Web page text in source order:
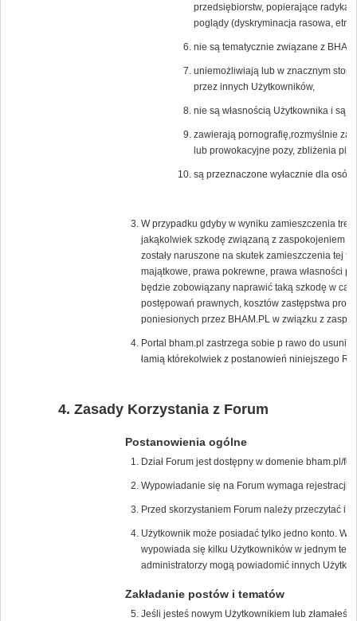
przedsiębiorstw, popierające
poglądy (dyskryminacja rasowa,
nie są tematycznie związane z
uniemożliwiają lub w znacznym
przez innych Użytkowników,
nie są własnością Użytkownika i są
zawierają pornografię,rozmyślnie
lub prowokacyjne pozy, zbliżenia
są przeznaczone wyłacznie dla osób
W przypadku gdyby w wyniku zamieszczenia
jakąkolwiek szkodę związaną z zaspokojeniem
zostały naruszone na skutek zamieszczenia tej
majątkowe, prawa pokrewne, prawa własności
będzie zobowiązany naprawić taką szkodę w
postępowań prawnych, kosztów zastępstwa
poniesionych przez BHAM.PL w związku z
Portal bham.pl zastrzega sobie p rawo do
łamią którekolwiek z postanowień niniejszego
Zasady Korzystania z Forum
Postanowienia ogólne
Dział Forum jest dostępny w domenie bham.pl/
Wypowiadanie się na Forum wymaga rejestracji
Przed skorzystaniem Forum należy przeczytać i
Użytkownik może posiadać tylko jedno konto. W
wypowiada się kilku Użytkowników w jednym
administratorzy mogą powiadomić innych
Zakładanie postów i tematów
Jeśli jesteś nowym Użytkownikiem lub